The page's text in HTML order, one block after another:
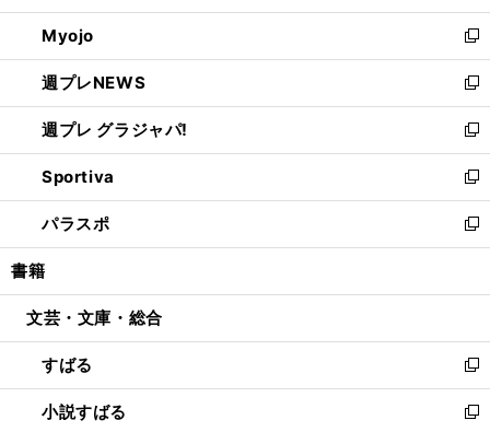
開
く
ウ
で
開
く
ン
ド
ウ
で
開
く
ウ
ィ
ン
ド
ウ
で
開
く
Myojo
新
し
い
ウ
ィ
ン
ド
ウ
で
開
週プレNEWS
新
し
い
ウ
ィ
ン
ド
ウ
開
週プレ グラジャパ!
新
し
い
ウ
ィ
ン
ウ
開
く
Sportiva
新
し
い
ウ
ン
ウ
で
開
く
パラスポ
新
し
ウ
ン
ド
ウ
で
書籍
文芸・文庫・総合
すばる
新
し
い
小説すばる
新